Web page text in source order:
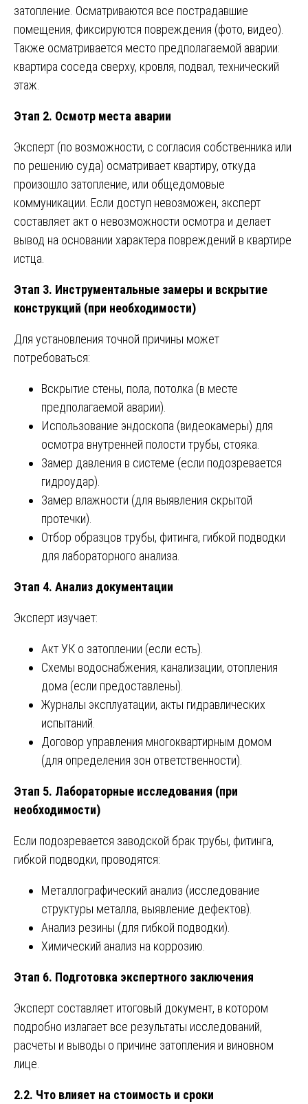
затопление. Осматриваются все пострадавшие
помещения, фиксируются повреждения (фото, видео).
Также осматривается место предполагаемой аварии:
квартира соседа сверху, кровля, подвал, технический
этаж.
Этап 2. Осмотр места аварии
Эксперт (по возможности, с согласия собственника или
по решению суда) осматривает квартиру, откуда
произошло затопление, или общедомовые
коммуникации. Если доступ невозможен, эксперт
составляет акт о невозможности осмотра и делает
вывод на основании характера повреждений в квартире
истца.
Этап 3. Инструментальные замеры и вскрытие
конструкций (при необходимости)
Для установления точной причины может
потребоваться:
Вскрытие стены, пола, потолка (в месте
предполагаемой аварии).
Использование эндоскопа (видеокамеры) для
осмотра внутренней полости трубы, стояка.
Замер давления в системе (если подозревается
гидроудар).
Замер влажности (для выявления скрытой
протечки).
Отбор образцов трубы, фитинга, гибкой подводки
для лабораторного анализа.
Этап 4. Анализ документации
Эксперт изучает:
Акт УК о затоплении (если есть).
Схемы водоснабжения, канализации, отопления
дома (если предоставлены).
Журналы эксплуатации, акты гидравлических
испытаний.
Договор управления многоквартирным домом
(для определения зон ответственности).
Этап 5. Лабораторные исследования (при
необходимости)
Если подозревается заводской брак трубы, фитинга,
гибкой подводки, проводятся:
Металлографический анализ (исследование
структуры металла, выявление дефектов).
Анализ резины (для гибкой подводки).
Химический анализ на коррозию.
Этап 6. Подготовка экспертного заключения
Эксперт составляет итоговый документ, в котором
подробно излагает все результаты исследований,
расчеты и выводы о причине затопления и виновном
лице.
2.2. Что влияет на стоимость и сроки